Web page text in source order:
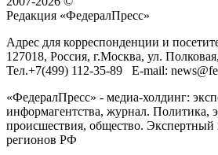
Редакция «ФедералПресс»
Адрес для корреспонденции и
127018, Россия, г.Москва, ул.
Тел.+7(499) 112-35-89 E-mail:
«ФедералПресс» - медиа-холдинг:
информагентства, журнал. Политика,
происшествия, общество. Экспертный
регионов РФ